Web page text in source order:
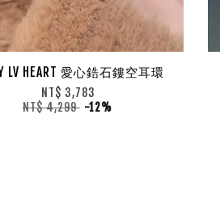
LV HEART 愛心鋯石鏤空耳環
NT$ 3,783
NT$ 4,299 -12%